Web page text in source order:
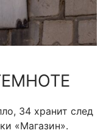
34 хранит след
«Магазин».